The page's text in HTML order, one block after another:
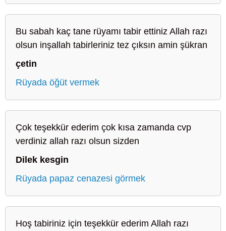
Bu sabah kaç tane rüyamı tabir ettiniz Allah razı
olsun inşallah tabirleriniz tez çıksın amin şükran
çetin
Rüyada öğüt vermek
Çok teşekkür ederim çok kısa zamanda cvp
verdiniz allah razı olsun sizden
Dilek kesgin
Rüyada papaz cenazesi görmek
Hoş tabiriniz için teşekkür ederim Allah razı